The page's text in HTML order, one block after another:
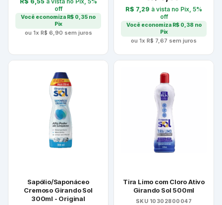
off
Você economiza R$ 0,35 no
Pix
ou 1x R$ 6,90 sem juros
R$ 7,29 à vista no Pix, 5%
off
Você economiza R$0,38 no
Pix
ou 1x R$ 7,67 sem juros
Sapólio/Saponáceo
Cremoso Girando Sol
300ml - Original
Tira Limo com Cloro Ativo
Girando Sol 500ml
SKU 10302800047